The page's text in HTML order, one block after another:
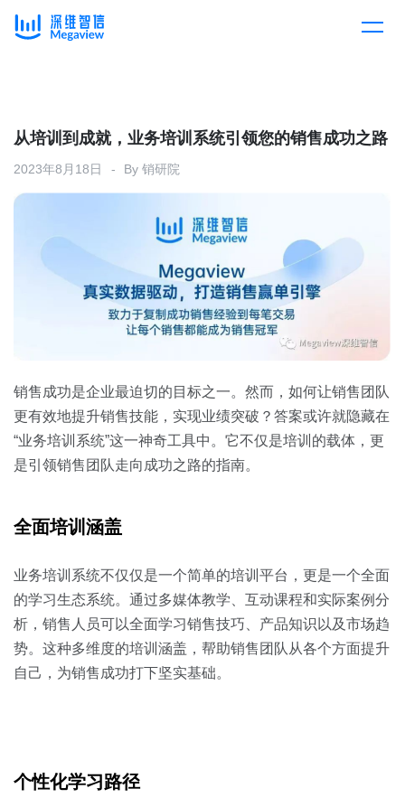
产品总览
产品集成
解决方案
按行业
消费医疗
房地产
金融
按角色
销售管理
按业务场景
客户案例
资源中心
全部
关于我们
从培训到成就，业务培训系统引领您的销售成功之路
2023年8月18日 By 销研院
销售成功是企业最迫切的目标之一。然而，如何让销售团队
更有效地提升销售技能，实现业绩突破？答案或许就隐藏在
“业务培训系统”这一神奇工具中。它不仅是培训的载体，更
是引领销售团队走向成功之路的指南。
全面培训涵盖
业务培训系统不仅仅是一个简单的培训平台，更是一个全面
的学习生态系统。通过多媒体教学、互动课程和实际案例分
析，销售人员可以全面学习销售技巧、产品知识以及市场趋
势。这种多维度的培训涵盖，帮助销售团队从各个方面提升
自己，为销售成功打下坚实基础。
个性化学习路径